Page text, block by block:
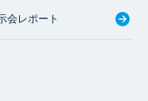
会レポート